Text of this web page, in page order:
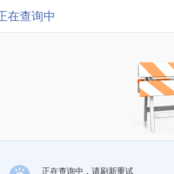
在查询中
正在查询中，请刷新重试